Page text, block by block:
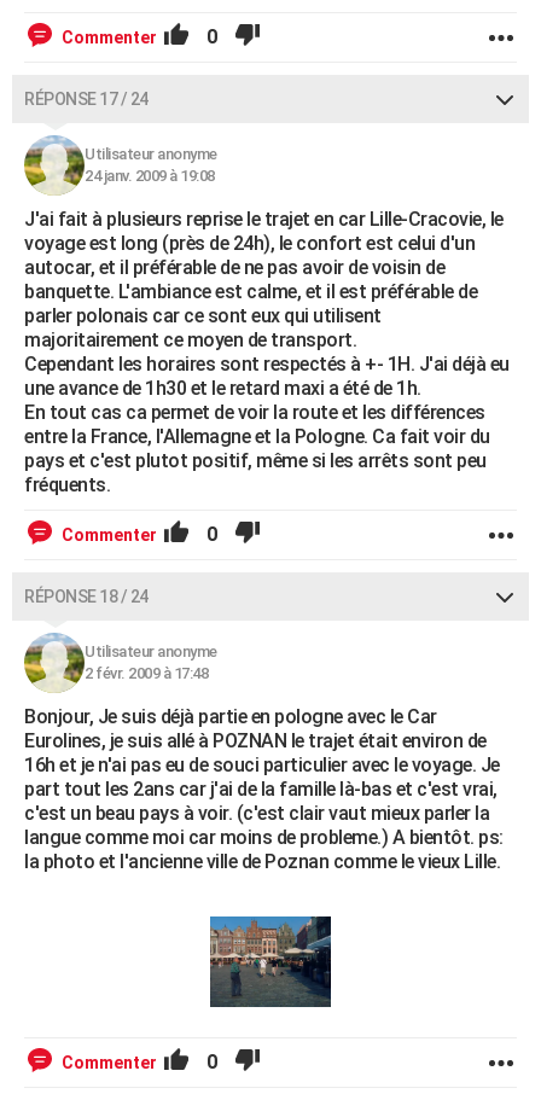
Commenter 0
RÉPONSE 17 / 24
Utilisateur anonyme
24 janv. 2009 à 19:08
J'ai fait à plusieurs reprise le trajet en car Lille-Cracovie, le
voyage est long (près de 24h), le confort est celui d'un
autocar, et il préférable de ne pas avoir de voisin de
banquette. L'ambiance est calme, et il est préférable de
parler polonais car ce sont eux qui utilisent
majoritairement ce moyen de transport.
Cependant les horaires sont respectés à +- 1H. J'ai déjà eu
une avance de 1h30 et le retard maxi a été de 1h.
En tout cas ca permet de voir la route et les différences
entre la France, l'Allemagne et la Pologne. Ca fait voir du
pays et c'est plutot positif, même si les arrêts sont peu
fréquents.
Commenter 0
RÉPONSE 18 / 24
Utilisateur anonyme
2 févr. 2009 à 17:48
Bonjour, Je suis déjà partie en pologne avec le Car
Eurolines, je suis allé à POZNAN le trajet était environ de
16h et je n'ai pas eu de souci particulier avec le voyage. Je
part tout les 2ans car j'ai de la famille là-bas et c'est vrai,
c'est un beau pays à voir. (c'est clair vaut mieux parler la
langue comme moi car moins de probleme.) A bientôt. ps:
la photo et l'ancienne ville de Poznan comme le vieux Lille.
Commenter 0